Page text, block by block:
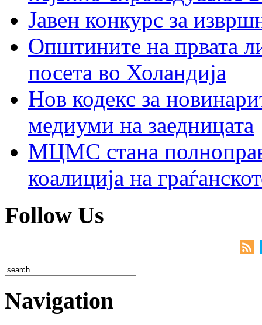
Јавен конкурс за
Општините на првата
посета во Холандија
Нов кодекс за
медиуми на заедницата
МЦМС стана
коалиција на
Follow Us
Navigation